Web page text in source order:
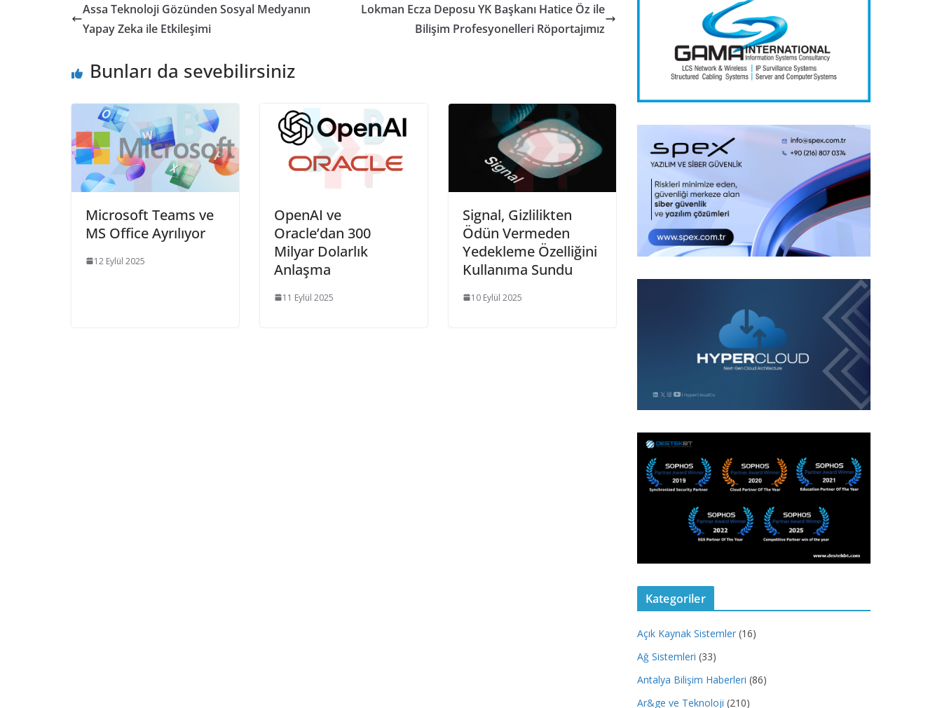
Assa Teknoloji Gözünden Sosyal Medyanın
Yapay Zeka ile Etkileşimi
Lokman Ecza Deposu YK Başkanı Hatice Öz ile
Bilişim Profesyonelleri Röportajımız
Bunları da sevebilirsiniz
Microsoft Teams ve
MS Office Ayrılıyor
12 Eylül 2025
OpenAI ve
Oracle’dan 300
Milyar Dolarlık
Anlaşma
11 Eylül 2025
Signal, Gizlilikten
Ödün Vermeden
Yedekleme Özelliğini
Kullanıma Sundu
10 Eylül 2025
Kategoriler
Açık Kaynak Sistemler (16)
Ağ Sistemleri (33)
Antalya Bilişim Haberleri (86)
Ar&ge ve Teknoloji (210)